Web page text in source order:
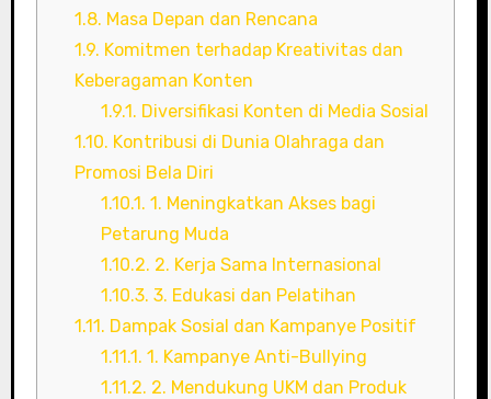
1.8. Masa Depan dan Rencana
1.9. Komitmen terhadap Kreativitas dan
Keberagaman Konten
1.9.1. Diversifikasi Konten di Media Sosial
1.10. Kontribusi di Dunia Olahraga dan
Promosi Bela Diri
1.10.1. 1. Meningkatkan Akses bagi
Petarung Muda
1.10.2. 2. Kerja Sama Internasional
1.10.3. 3. Edukasi dan Pelatihan
1.11. Dampak Sosial dan Kampanye Positif
1.11.1. 1. Kampanye Anti-Bullying
1.11.2. 2. Mendukung UKM dan Produk